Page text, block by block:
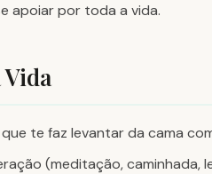
apoiar por toda a vida.
te faz levantar da cama
(meditação, caminhada,